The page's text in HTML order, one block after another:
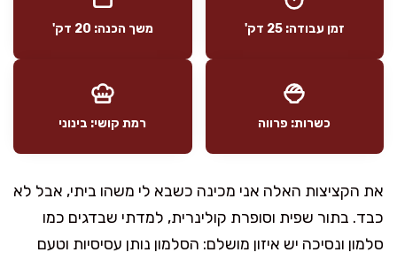
זמן עבודה: 25 דק' משך הכנה: 20 דק'
כשרות: פרווה רמת קושי: בינוני
את הקציצות האלה אני מכינה כשבא לי משהו ביתי, אבל לא
כבד. בתור שפית וסופרת קולינרית, למדתי שבדגים כמו
סלמון ונסיכה יש איזון מושלם: הסלמון נותן עסיסיות וטעם